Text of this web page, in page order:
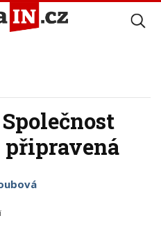
připravená